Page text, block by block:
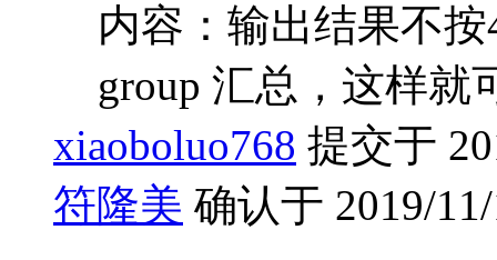
内容：输出结果不
group 汇总，这样就
xiaoboluo768 提交于
符隆美 确认于 2019/